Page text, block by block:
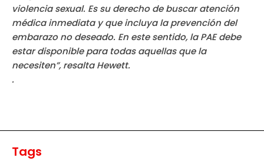
violencia sexual. Es su derecho de buscar atención
médica inmediata y que incluya la prevención del
embarazo no deseado. En este sentido, la PAE debe
estar disponible para todas aquellas que la
necesiten”, resalta Hewett.
.
Tags